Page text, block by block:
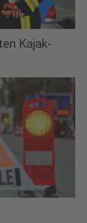
Kajak-